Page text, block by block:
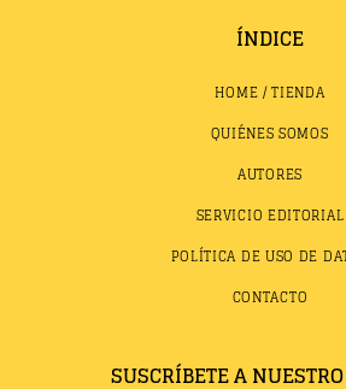
ÍNDICE
HOME / TIENDA
QUIÉNES SOMOS
AUTORES
SERVICIO EDITORIAL
POLÍTICA DE USO DE
CONTACTO
SUSCRÍBETE A